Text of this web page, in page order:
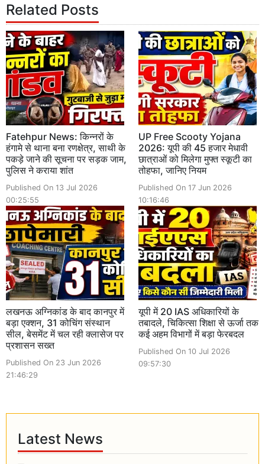
Related Posts
Fatehpur News: किन्नरों के
हंगामे से थाना बना रणक्षेत्र, साथी के
पकड़े जाने की सूचना पर सड़क जाम,
पुलिस ने कराया शांत
Published On 13 Jul 2026
00:25:55
UP Free Scooty Yojana
2026: यूपी की 45 हजार मेधावी
छात्राओं को मिलेगा मुफ्त स्कूटी का
तोहफा, जानिए नियम
Published On 17 Jun 2026
10:16:46
लखनऊ अग्निकांड के बाद कानपुर में
बड़ा एक्शन, 31 कोचिंग संस्थान
सील, बेसमेंट में चल रही क्लासेज पर
प्रशासन सख्त
Published On 23 Jun 2026
21:46:29
यूपी में 20 IAS अधिकारियों के
तबादले, चिकित्सा शिक्षा से ऊर्जा तक
कई अहम विभागों में बड़ा फेरबदल
Published On 10 Jul 2026
09:57:30
Latest News